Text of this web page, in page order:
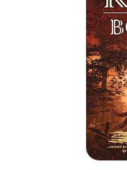
Навчальна
Енциклопедії,
Подарункові